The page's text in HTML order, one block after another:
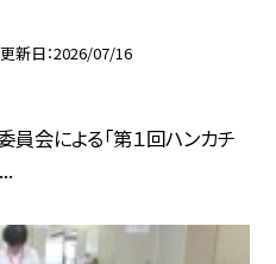
更新日 2026/07/16
会による「第１回ハンカチ